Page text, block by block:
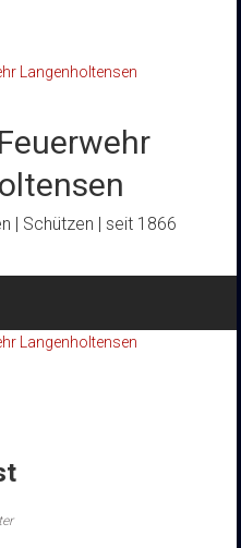
| Schützen | seit 1866